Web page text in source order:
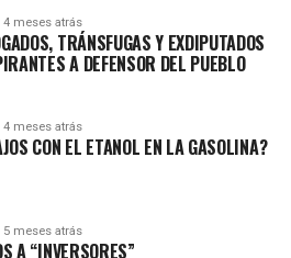
4 meses atrás
TRÁNSFUGAS Y EXDIPUTADOS
A DEFENSOR DEL PUEBLO
4 meses atrás
CON EL ETANOL EN LA GASOLINA?
5 meses atrás
A “INVERSORES”